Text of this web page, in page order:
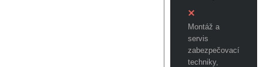
Montáž a
servis
zabezpečovací
techniky,